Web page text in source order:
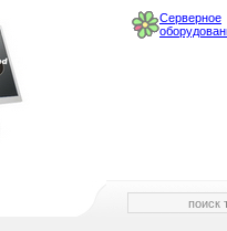
Серверное